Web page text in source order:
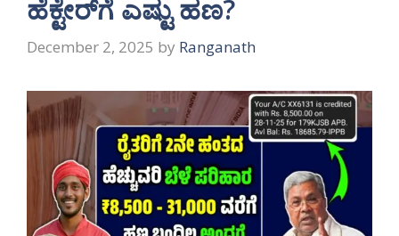
ಹೆಕ್ಟೇರ್‌ಗೆ ಎಷ್ಟು ಹಣ?
December 2, 2025 by Ranganath